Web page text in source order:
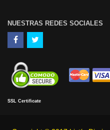
NUESTRAS REDES SOCIALES
SSL Certificate